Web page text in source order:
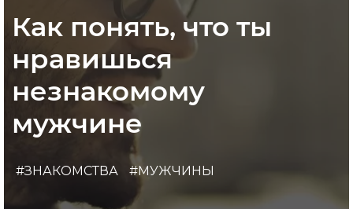
Как понять, что ты
нравишься
незнакомому
мужчине
#ЗНАКОМСТВА #МУЖЧИНЫ